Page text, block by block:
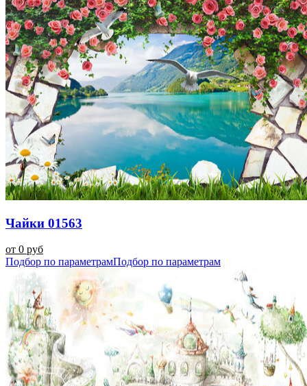
Чайки 01563
от 0 руб
Подбор по параметрамПодбор по параметрам